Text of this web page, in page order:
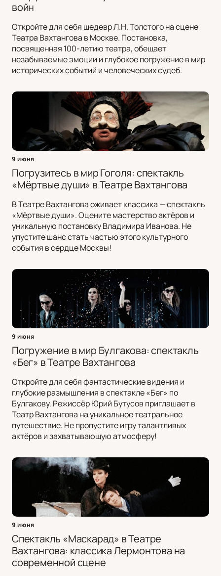
войн
Откройте для себя шедевр Л.Н. Толстого на сцене
Театра Вахтангова в Москве. Постановка,
посвященная 100-летию театра, обещает
незабываемые эмоции и глубокое погружение в мир
исторических событий и человеческих судеб.
9 июня
Погрузитесь в мир Гоголя: спектакль
«Мёртвые души» в Театре Вахтангова
В Театре Вахтангова оживает классика — спектакль
«Мёртвые души». Оцените мастерство актёров и
уникальную постановку Владимира Иванова. Не
упустите шанс стать частью этого культурного
события в сердце Москвы!
9 июня
Погружение в мир Булгакова: спектакль
«Бег» в Театре Вахтангова
Откройте для себя фантастические видения и
глубокие размышления в спектакле «Бег» по
Булгакову. Режиссёр Юрий Бутусов приглашает в
Театр Вахтангова на уникальное театральное
путешествие. Не пропустите игру талантливых
актёров и захватывающую атмосферу!
9 июня
Спектакль «Маскарад» в Театре
Вахтангова: классика Лермонтова на
современной сцене